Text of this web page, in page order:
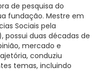
de pesquisa do
fundação. Mestre em
Sociais pela
possui duas décadas de
mercado e
conduziu
temas, incluindo